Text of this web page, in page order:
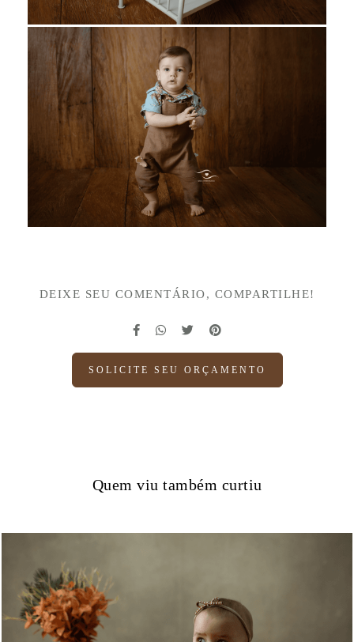
DEIXE SEU COMENTÁRIO, COMPARTILHE!
SOLICITE SEU ORÇAMENTO
Quem viu também curtiu